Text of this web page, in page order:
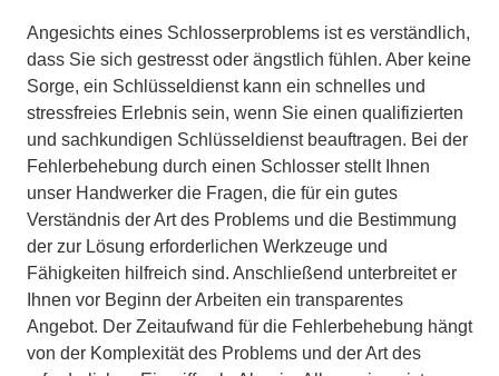
Angesichts eines Schlosserproblems ist es verständlich,
dass Sie sich gestresst oder ängstlich fühlen. Aber keine
Sorge, ein Schlüsseldienst kann ein schnelles und
stressfreies Erlebnis sein, wenn Sie einen qualifizierten
und sachkundigen Schlüsseldienst beauftragen. Bei der
Fehlerbehebung durch einen Schlosser stellt Ihnen
unser Handwerker die Fragen, die für ein gutes
Verständnis der Art des Problems und die Bestimmung
der zur Lösung erforderlichen Werkzeuge und
Fähigkeiten hilfreich sind. Anschließend unterbreitet er
Ihnen vor Beginn der Arbeiten ein transparentes
Angebot. Der Zeitaufwand für die Fehlerbehebung hängt
von der Komplexität des Problems und der Art des